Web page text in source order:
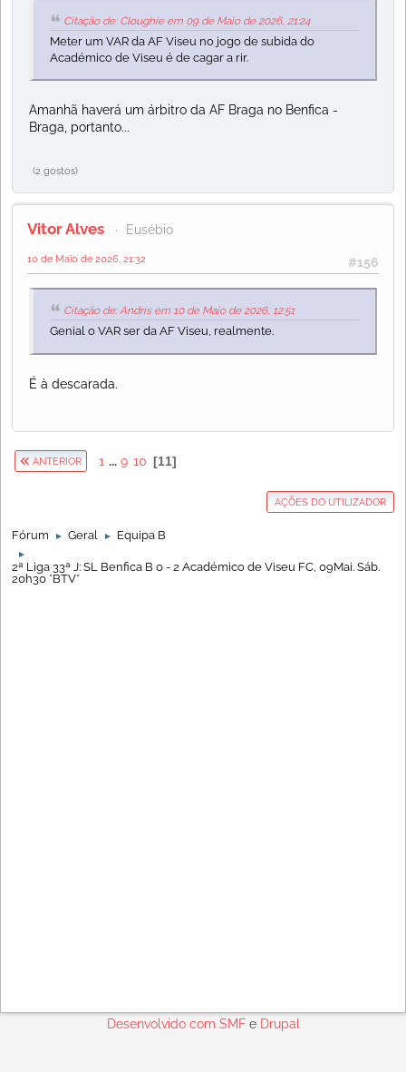
Citação de: Cloughie em 09 de Maio de 2026, 21:24
Meter um VAR da AF Viseu no jogo de subida do
Académico de Viseu é de cagar a rir.
Amanhã haverá um árbitro da AF Braga no Benfica -
Braga, portanto...
(2 gostos)
Vitor Alves Eusébio
#156
10 de Maio de 2026, 21:32
Citação de: Andris em 10 de Maio de 2026, 12:51
Genial o VAR ser da AF Viseu, realmente.
É à descarada.
ANTERIOR 1 ... 9 10 11
AÇÕES DO UTILIZADOR
Fórum ► Geral ► Equipa B
►
2ª Liga 33ª J: SL Benfica B 0 - 2 Académico de Viseu FC, 09Mai. Sáb.
20h30 *BTV*
Desenvolvido com SMFe Drupal